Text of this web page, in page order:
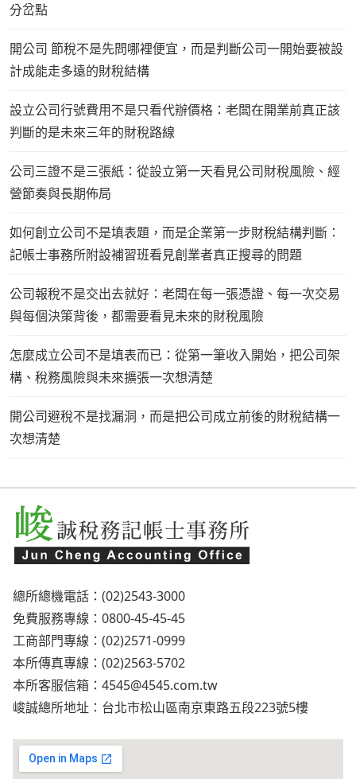
分岔點
開公司 節稅不是先問哪裡便宜，而是判斷公司一開始要被設
計成能走多遠的財稅結構
設立公司行號費用不是只看代辦價格：老闆在開業前真正該
判斷的是未來三年的財稅路線
公司三證不是三張紙：從設立第一天看見公司財稅風險、經
營節奏與長期佈局
如何創立公司不是填表題，而是企業第一步財稅結構判斷：
記帳士事務所附設補習班看見創業者真正搜尋的問題
公司報稅不是交出去就好：老闆在每一張憑證、每一次交易
與每個決策背後，都需要看見未來的財稅風險
怎麼成立公司不是填表而已：從第一筆收入開始，把公司架
構、稅務風險與未來擴張一次想清楚
開公司避稅不是找漏洞，而是把公司成立前後的財稅結構一
次想清楚
總所總機電話：(02)2543-3000
免費服務專線：0800-45-45-45
工商部門專線：(02)2571-0999
本所傳真專線：(02)2563-5702
本所客服信箱： 4545@4545.com.tw
峻誠總所地址：台北市松山區南京東路五段223號5樓